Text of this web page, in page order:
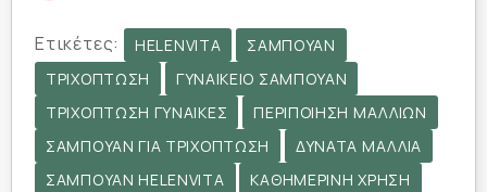
Ετικέτες: HELENVITA
ΣΑΜΠΟΥΆΝ
ΤΡΙΧΌΠΤΩΣΗ
ΓΥΝΑΙΚΕΊΟ ΣΑΜΠΟΥΆΝ
ΤΡΙΧΌΠΤΩΣΗ ΓΥΝΑΊΚΕΣ
ΠΕΡΙΠΟΊΗΣΗ ΜΑΛΛΙΏΝ
ΣΑΜΠΟΥΆΝ ΓΙΑ ΤΡΙΧΌΠΤΩΣΗ
ΔΥΝΑΤΆ ΜΑΛΛΙΆ
ΣΑΜΠΟΥΆΝ HELENVITA
ΚΑΘΗΜΕΡΙΝΉ ΧΡΉΣΗ